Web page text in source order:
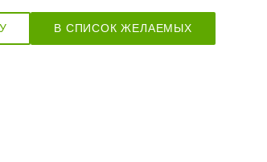
В СПИСОК ЖЕЛАЕМЫХ